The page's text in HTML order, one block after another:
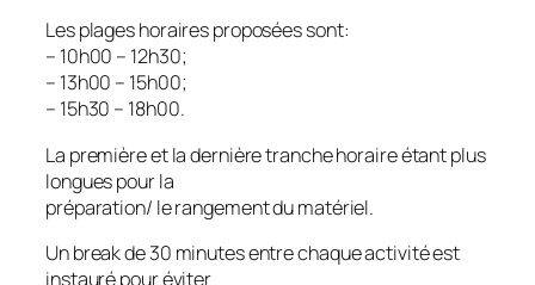
Les plages horaires proposées sont:
– 10h00 – 12h30;
– 13h00 – 15h00;
– 15h30 – 18h00.
La première et la dernière tranche horaire étant plus
longues pour la
préparation/ le rangement du matériel.
Un break de 30 minutes entre chaque activité est
instauré pour éviter